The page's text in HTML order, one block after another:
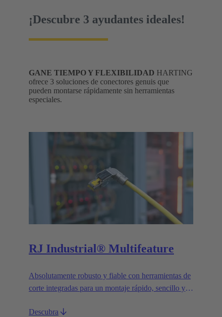
¡Descubre 3 ayudantes ideales!
GANE TIEMPO Y FLEXIBILIDAD HARTING
ofrece 3 soluciones de conectores genuis que
pueden montarse rápidamente sin herramientas
especiales.
RJ Industrial® Multifeature
Absolutamente robusto y fiable con herramientas de
corte integradas para un montaje rápido, sencillo y
Descubra